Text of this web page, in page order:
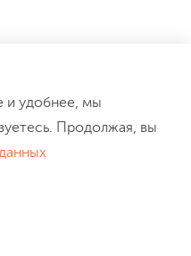
и удобнее, мы
Продолжая, вы